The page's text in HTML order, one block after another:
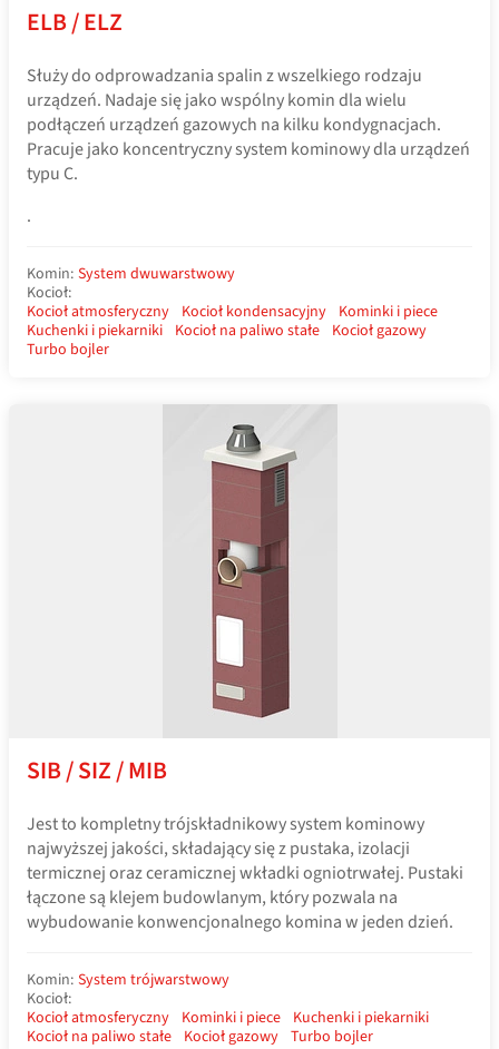
ELB / ELZ
Służy do odprowadzania spalin z wszelkiego rodzaju
urządzeń. Nadaje się jako wspólny komin dla wielu
podłączeń urządzeń gazowych na kilku kondygnacjach.
Pracuje jako koncentryczny system kominowy dla urządzeń
typu C.
.
Komin: System dwuwarstwowy
Kocioł:
Kocioł atmosferyczny Kocioł kondensacyjny Kominki i piece
Kuchenki i piekarniki Kocioł na paliwo stałe Kocioł gazowy
Turbo bojler
SIB / SIZ / MIB
Jest to kompletny trójskładnikowy system kominowy
najwyższej jakości, składający się z pustaka, izolacji
termicznej oraz ceramicznej wkładki ogniotrwałej. Pustaki
łączone są klejem budowlanym, który pozwala na
wybudowanie konwencjonalnego komina w jeden dzień.
Komin: System trójwarstwowy
Kocioł:
Kocioł atmosferyczny Kominki i piece Kuchenki i piekarniki
Kocioł na paliwo stałe Kocioł gazowy Turbo bojler